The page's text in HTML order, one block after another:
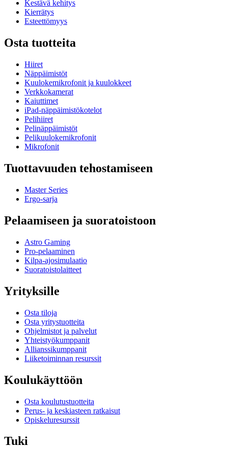
Kestävä kehitys
Kierrätys
Esteettömyys
Osta tuotteita
Hiiret
Näppäimistöt
Kuulokemikrofonit ja kuulokkeet
Verkkokamerat
Kaiuttimet
iPad-näppäimistökotelot
Pelihiiret
Pelinäppäimistöt
Pelikuulokemikrofonit
Mikrofonit
Tuottavuuden tehostamiseen
Master Series
Ergo-sarja
Pelaamiseen ja suoratoistoon
Astro Gaming
Pro-pelaaminen
Kilpa-ajosimulaatio
Suoratoistolaitteet
Yrityksille
Osta tiloja
Osta yritystuotteita
Ohjelmistot ja palvelut
Yhteistyökumppanit
Allianssikumppanit
Liiketoiminnan resurssit
Koulukäyttöön
Osta koulutustuotteita
Perus- ja keskiasteen ratkaisut
Opiskeluresurssit
Tuki